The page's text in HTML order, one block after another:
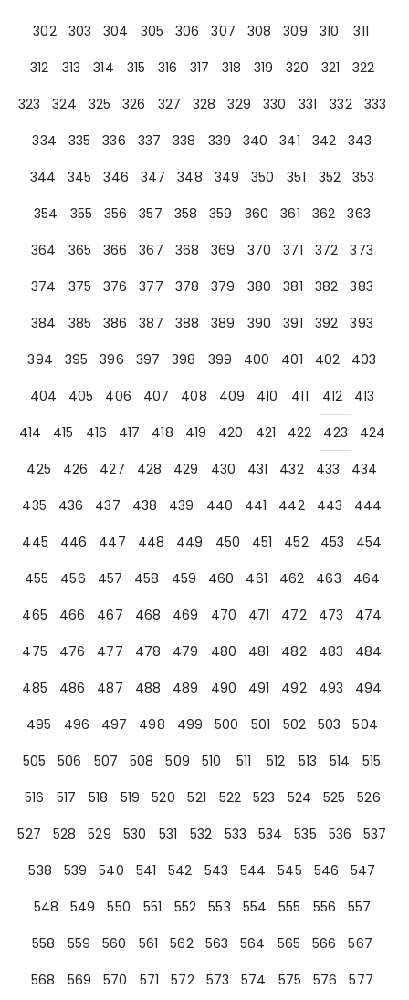
302
303 304 305 306 307 308 309 310
311
312
313 314 315 316 317 318 319 320 321
322
323
324 325 326 327 328 329 330 331 332
333
334
335 336 337 338 339 340 341 342
343
344
345 346 347 348 349 350 351 352
353
354
355 356 357 358 359 360 361 362
363
364
365 366 367 368 369 370 371 372
373
374
375 376 377 378 379 380 381 382
383
384
385 386 387 388 389 390 391 392
393
394
395 396 397 398 399 400 401 402
403
404
405 406 407 408 409 410 411 412
413
414
415 416 417 418 419 420 421 422 423
424
425
426 427 428 429 430 431 432 433
434
435
436 437 438 439 440 441 442 443
444
445
446 447 448 449 450 451 452 453
454
455
456 457 458 459 460 461 462 463
464
465
466 467 468 469 470 471 472 473
474
475
476 477 478 479 480 481 482 483
484
485
486 487 488 489 490 491 492 493
494
495
496 497 498 499 500 501 502 503
504
505
506 507 508 509 510 511 512 513 514
515
516
517 518 519 520 521 522 523 524 525
526
527
528 529 530 531 532 533 534 535 536
537
538
539 540 541 542 543 544 545 546
547
548
549 550 551 552 553 554 555 556
557
558
559 560 561 562 563 564 565 566
567
568
569 570 571 572 573 574 575 576
577